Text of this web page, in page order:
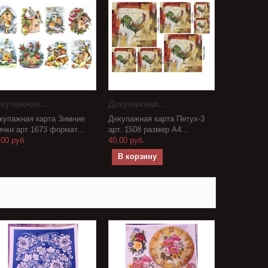
карта Зимние
арт 1673 формат...
руб.
Декупажная...
Декупажная карта Петух-3
арт. 1508 размер А4...
40,00 руб.
В корзину